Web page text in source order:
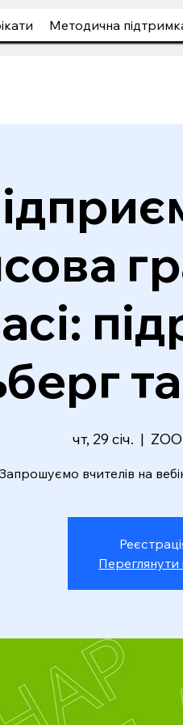
Методична
чт, 29 січ.
  |
вчителів на
Переглянути